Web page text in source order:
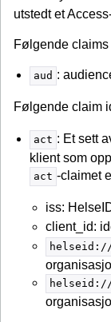
utstedt et
Følgende
aud :
Følgende claim
act : Et sett
klient som
act -claimet
iss:
client_id: